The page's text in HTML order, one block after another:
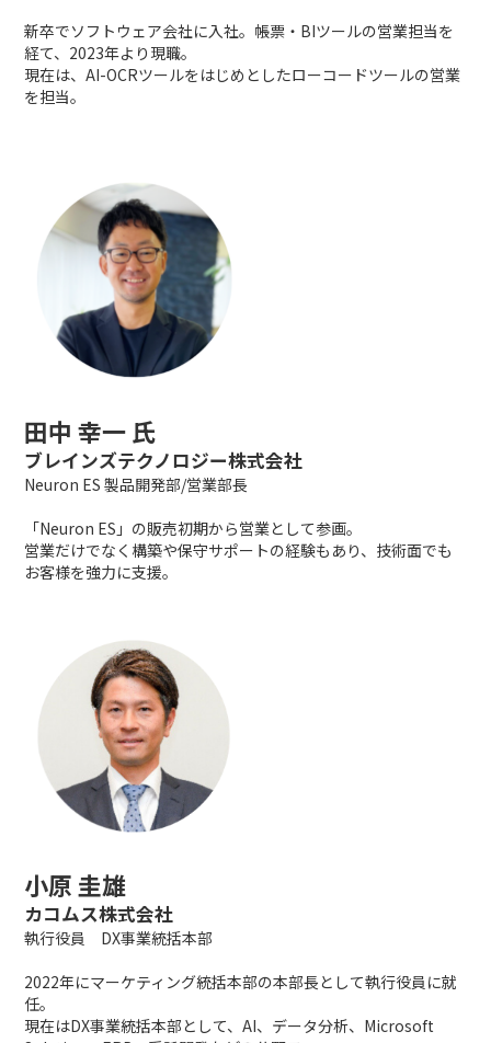
新卒でソフトウェア会社に入社。帳票・BIツールの営業担当を
経て、2023年より現職。
現在は、AI-OCRツールをはじめとしたローコードツールの営業
を担当。
田中 幸一 氏
ブレインズテクノロジー株式会社
Neuron ES 製品開発部/営業部長
「Neuron ES」の販売初期から営業として参画。
営業だけでなく構築や保守サポートの経験もあり、技術面でも
お客様を強力に支援。
小原 圭雄
カコムス株式会社
執行役員 DX事業統括本部
2022年にマーケティング統括本部の本部長として執行役員に就
任。
現在はDX事業統括本部として、AI、データ分析、Microsoft